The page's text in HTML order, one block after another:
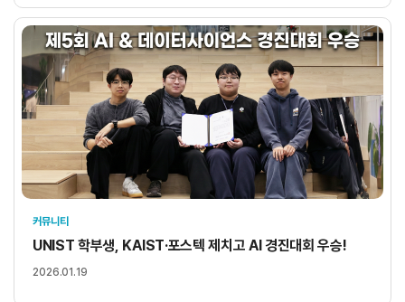
커뮤니티
UNIST 학부생, KAIST·포스텍 제치고 AI 경진대회 우승!
2026.01.19